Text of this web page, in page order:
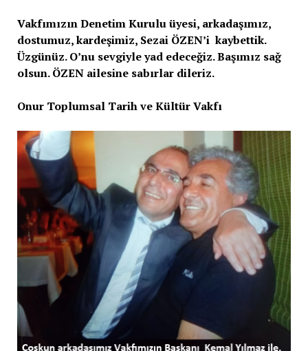
Vakfımızın Denetim Kurulu üyesi, arkadaşımız,
dostumuz, kardeşimiz, Sezai ÖZEN’i kaybettik.
Üzgünüz. O’nu sevgiyle yad edeceğiz. Başımız sağ
olsun. ÖZEN ailesine sabırlar dileriz.
Onur Toplumsal Tarih ve Kültür Vakfı